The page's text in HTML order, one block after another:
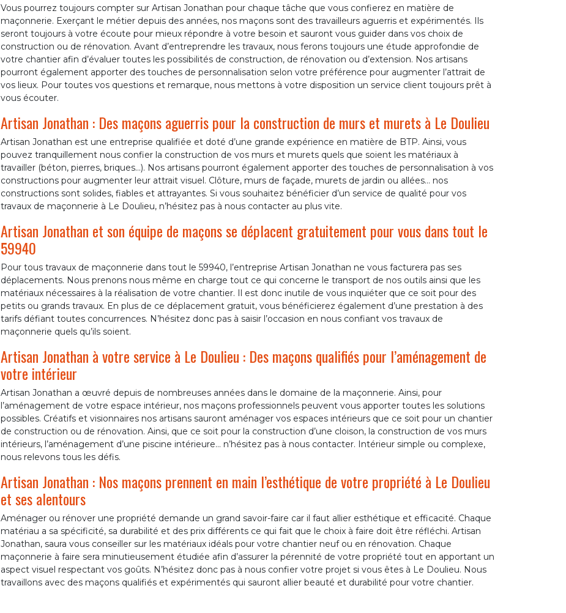
Vous pourrez toujours compter sur Artisan Jonathan pour chaque tâche que vous confierez en matière de
maçonnerie. Exerçant le métier depuis des années, nos maçons sont des travailleurs aguerris et expérimentés. Ils
seront toujours à votre écoute pour mieux répondre à votre besoin et sauront vous guider dans vos choix de
construction ou de rénovation. Avant d’entreprendre les travaux, nous ferons toujours une étude approfondie de
votre chantier afin d’évaluer toutes les possibilités de construction, de rénovation ou d’extension. Nos artisans
pourront également apporter des touches de personnalisation selon votre préférence pour augmenter l’attrait de
vos lieux. Pour toutes vos questions et remarque, nous mettons à votre disposition un service client toujours prêt à
vous écouter.
Artisan Jonathan : Des maçons aguerris pour la construction de murs et murets à Le Doulieu
Artisan Jonathan est une entreprise qualifiée et doté d’une grande expérience en matière de BTP. Ainsi, vous
pouvez tranquillement nous confier la construction de vos murs et murets quels que soient les matériaux à
travailler (béton, pierres, briques…). Nos artisans pourront également apporter des touches de personnalisation à vos
constructions pour augmenter leur attrait visuel. Clôture, murs de façade, murets de jardin ou allées… nos
constructions sont solides, fiables et attrayantes. Si vous souhaitez bénéficier d’un service de qualité pour vos
travaux de maçonnerie à Le Doulieu, n’hésitez pas à nous contacter au plus vite.
Artisan Jonathan et son équipe de maçons se déplacent gratuitement pour vous dans tout le
59940
Pour tous travaux de maçonnerie dans tout le 59940, l’entreprise Artisan Jonathan ne vous facturera pas ses
déplacements. Nous prenons nous même en charge tout ce qui concerne le transport de nos outils ainsi que les
matériaux nécessaires à la réalisation de votre chantier. Il est donc inutile de vous inquiéter que ce soit pour des
petits ou grands travaux. En plus de ce déplacement gratuit, vous bénéficierez également d’une prestation à des
tarifs défiant toutes concurrences. N’hésitez donc pas à saisir l’occasion en nous confiant vos travaux de
maçonnerie quels qu’ils soient.
Artisan Jonathan à votre service à Le Doulieu : Des maçons qualifiés pour l’aménagement de
votre intérieur
Artisan Jonathan a œuvré depuis de nombreuses années dans le domaine de la maçonnerie. Ainsi, pour
l’aménagement de votre espace intérieur, nos maçons professionnels peuvent vous apporter toutes les solutions
possibles. Créatifs et visionnaires nos artisans sauront aménager vos espaces intérieurs que ce soit pour un chantier
de construction ou de rénovation. Ainsi, que ce soit pour la construction d’une cloison, la construction de vos murs
intérieurs, l’aménagement d’une piscine intérieure… n’hésitez pas à nous contacter. Intérieur simple ou complexe,
nous relevons tous les défis.
Artisan Jonathan : Nos maçons prennent en main l’esthétique de votre propriété à Le Doulieu
et ses alentours
Aménager ou rénover une propriété demande un grand savoir-faire car il faut allier esthétique et efficacité. Chaque
matériau a sa spécificité, sa durabilité et des prix différents ce qui fait que le choix à faire doit être réfléchi. Artisan
Jonathan, saura vous conseiller sur les matériaux idéals pour votre chantier neuf ou en rénovation. Chaque
maçonnerie à faire sera minutieusement étudiée afin d’assurer la pérennité de votre propriété tout en apportant un
aspect visuel respectant vos goûts. N’hésitez donc pas à nous confier votre projet si vous êtes à Le Doulieu. Nous
travaillons avec des maçons qualifiés et expérimentés qui sauront allier beauté et durabilité pour votre chantier.